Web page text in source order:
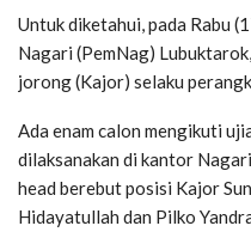
Untuk diketahui, pada Rabu
Nagari (PemNag)
jorong (Kajor) selaku
Ada enam calon mengikuti
dilaksanakan di kantor
head berebut posisi Kajor
Hidayatullah dan Pilko